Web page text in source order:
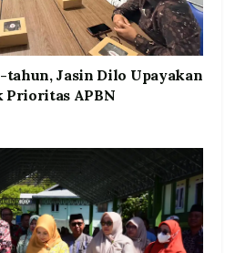
Jasin Dilo Upayakan
Prioritas APBN